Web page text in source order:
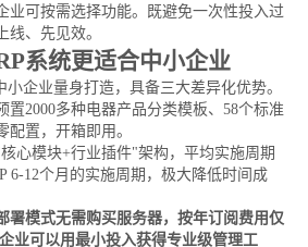
业可按需选择功能。既避免一次性投入过
线、先见效。
系统更适合中小企业
小企业量身打造，具备三大差异化优势。
置2000多种电器产品分类模板、58个标准
配置，开箱即用。
心模块+行业插件"架构，平均实施周期
6-12个月的实施周期，极大降低时间成
署模式无需购买服务器，按年订阅费用仅
业可以用最小投入获得专业级管理工